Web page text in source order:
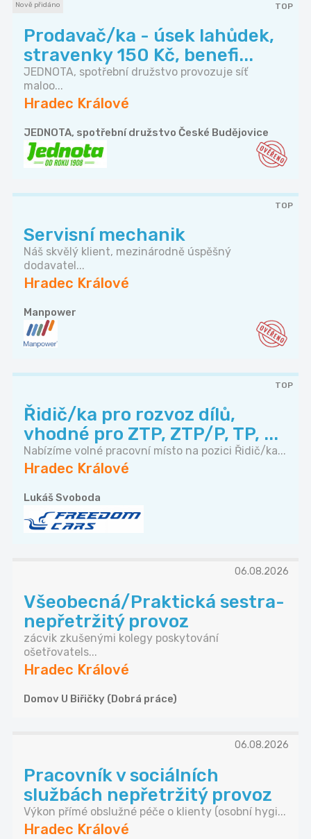
Nově přidáno TOP
Prodavač/ka - úsek lahůdek,
stravenky 150 Kč, benefi...
JEDNOTA, spotřební družstvo provozuje síť
maloo...
Hradec Králové
JEDNOTA, spotřební družstvo České Budějovice
TOP
Servisní mechanik
Náš skvělý klient, mezinárodně úspěšný
dodavatel...
Hradec Králové
Manpower
TOP
Řidič/ka pro rozvoz dílů,
vhodné pro ZTP, ZTP/P, TP, ...
Nabízíme volné pracovní místo na pozici Řidič/ka...
Hradec Králové
Lukáš Svoboda
06.08.2026
Všeobecná/Praktická sestra-
nepřetržitý provoz
zácvik zkušenými kolegy poskytování
ošetřovatels...
Hradec Králové
Domov U Biřičky (Dobrá práce)
06.08.2026
Pracovník v sociálních
službách nepřetržitý provoz
Výkon přímé obslužné péče o klienty (osobní hygi...
Hradec Králové